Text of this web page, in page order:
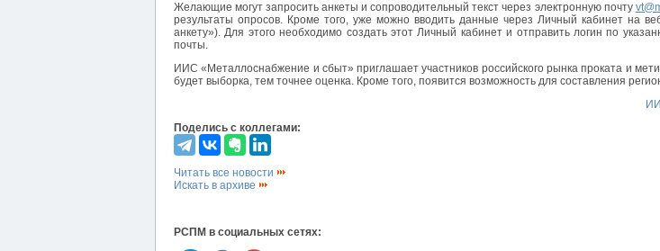
Желающие могут запросить анкеты и сопроводительный текст через электронную почту
результаты опросов. Кроме того, уже можно вводить данные через Личный кабинет на
анкету»). Для этого необходимо создать этот Личный кабинет и отправить логин по
почты.
ИИС «Металлоснабжение и сбыт» приглашает участников российского рынка проката и
будет выборка, тем точнее оценка. Кроме того, появится возможность для составления
Поделись с коллегами:
Читать все новости
Искать в архиве
РСПМ в социальных сетях: